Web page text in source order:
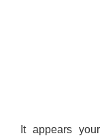
It appears